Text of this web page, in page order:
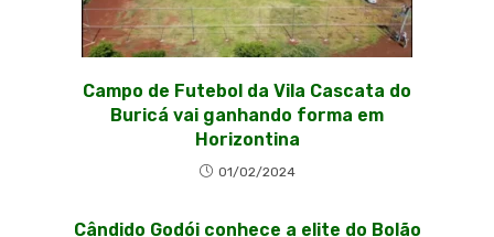
Campo de Futebol da Vila Cascata do
Buricá vai ganhando forma em
Horizontina
01/02/2024
Cândido Godói conhece a elite do Bolão